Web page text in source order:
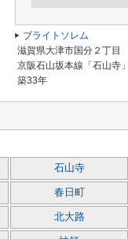
ブライトソレム
滋賀県大津市国分２丁目
京阪石山坂本線「石山寺
築33年
石山寺
春日町
北大路